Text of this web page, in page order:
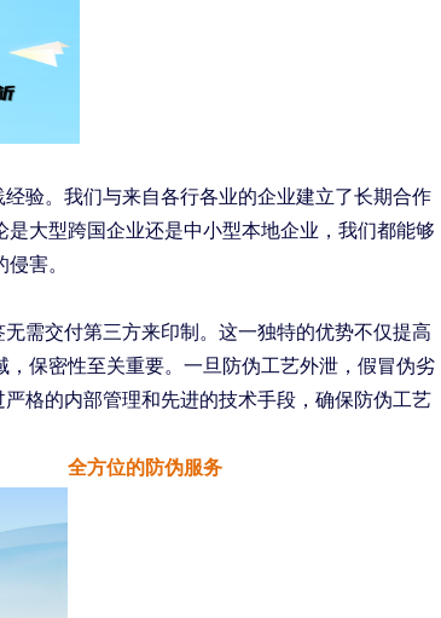
验。我们与来自各行各业的企业建立了长期合作
大型跨国企业还是中小型本地企业，我们都能够
害。
需交付第三方来印制。这一独特的优势不仅提高
保密性至关重要。一旦防伪工艺外泄，假冒伪劣
格的内部管理和先进的技术手段，确保防伪工艺
全方位的防伪服务